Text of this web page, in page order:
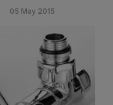
05 May 2015